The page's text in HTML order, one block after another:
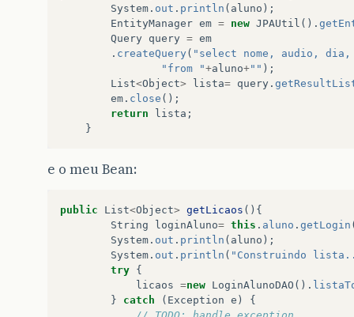
System . out . println ( aluno );
EntityManager em = new JPAUtil ().
Query query = em
. createQuery ( "select nome, audio,
"from "+aluno+"" );
List<Object> lista= query .
em . close ();
return
lista ;
}
e o meu Bean:
public List<Object> getLicaos (){
String
loginAluno= this . aluno . getLogin
System . out . println ( aluno );
System . out . println ( "Construindo
try {
licaos =new LoginAlunoDAO ().
}
catch ( Exception e )
{